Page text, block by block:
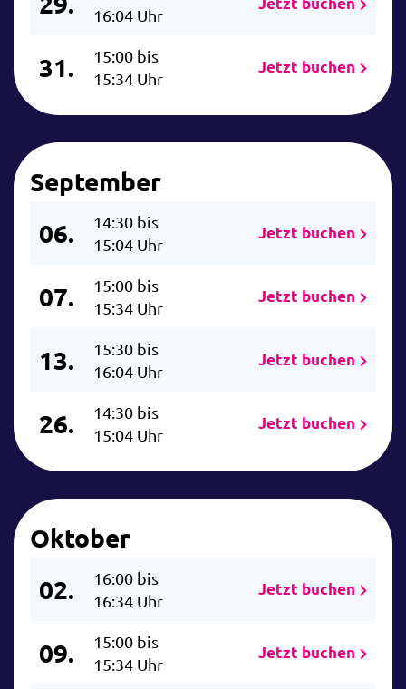
16:04 Uhr
31.
15:00 bis
15:34 Uhr
Jetzt buchen
September
06.
14:30 bis
15:04 Uhr
Jetzt buchen
07.
15:00 bis
15:34 Uhr
Jetzt buchen
13.
15:30 bis
16:04 Uhr
Jetzt buchen
26.
14:30 bis
15:04 Uhr
Jetzt buchen
Oktober
02.
16:00 bis
16:34 Uhr
Jetzt buchen
09.
15:00 bis
15:34 Uhr
Jetzt buchen